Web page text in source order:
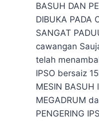
BASUH DAN
DIBUKA PADA
SANGAT
cawangan
telah
IPSO bersaiz
MESIN BASUH
MEGADRUM
PENGERING